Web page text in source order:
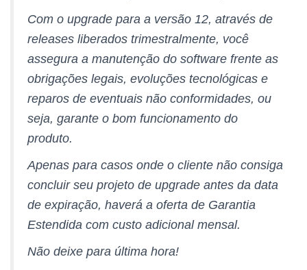
Com o upgrade para a versão 12, através de
releases liberados trimestralmente, você
assegura a manutenção do software frente as
obrigações legais, evoluções tecnológicas e
reparos de eventuais não conformidades, ou
seja, garante o bom funcionamento do
produto.
Apenas para casos onde o cliente não consiga
concluir seu projeto de upgrade antes da data
de expiração, haverá a oferta de Garantia
Estendida com custo adicional mensal.
Não deixe para última hora!